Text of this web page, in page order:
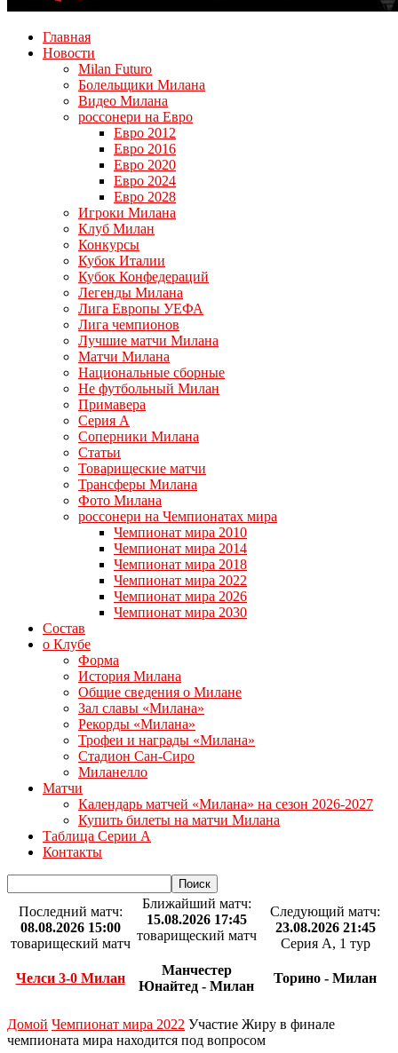
Главная
Новости
Milan Futuro
Болельщики Милана
Видео Милана
россонери на Евро
Евро 2012
Евро 2016
Евро 2020
Евро 2024
Евро 2028
Игроки Милана
Клуб Милан
Конкурсы
Кубок Италии
Кубок Конфедераций
Легенды Милана
Лига Европы УЕФА
Лига чемпионов
Лучшие матчи Милана
Матчи Милана
Национальные сборные
Не футбольный Милан
Примавера
Серия А
Соперники Милана
Статьи
Товарищеские матчи
Трансферы Милана
Фото Милана
россонери на Чемпионатах мира
Чемпионат мира 2010
Чемпионат мира 2014
Чемпионат мира 2018
Чемпионат мира 2022
Чемпионат мира 2026
Чемпионат мира 2030
Состав
о Клубе
Форма
История Милана
Общие сведения о Милане
Зал славы «Милана»
Рекорды «Милана»
Трофеи и награды «Милана»
Стадион Сан-Сиро
Миланелло
Матчи
Календарь матчей «Милана» на сезон 2026-2027
Купить билеты на матчи Милана
Таблица Серии А
Контакты
Последний матч:
08.08.2026 15:00
товарищеский матч
Челси 3-0 Милан
Ближайший матч:
15.08.2026 17:45
товарищеский матч
Манчестер
Юнайтед - Милан
Следующий матч:
23.08.2026 21:45
Серия А, 1 тур
Торино - Милан
Домой Чемпионат мира 2022 Участие Жиру в финале
чемпионата мира находится под вопросом